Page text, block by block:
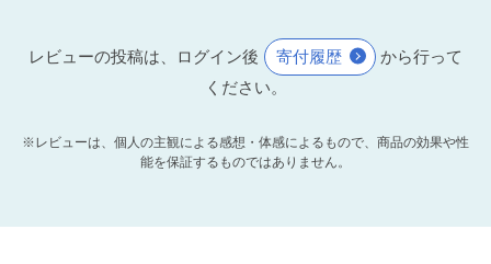
レビューの投稿は、ログイン後 寄付履歴
から行って
ください。
※レビューは、個人の主観による感想・体感によるもので、商品の効果や性
能を保証するものではありません。